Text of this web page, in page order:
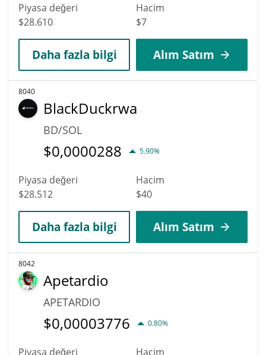
Piyasa değeri
$28.610
Hacim
$7
Daha fazla bilgi Alım Satım
8040
BlackDuckrwa
BD/SOL
$0,0000288 5.90%
Piyasa değeri
$28.512
Hacim
$40
Daha fazla bilgi Alım Satım
8042
Apetardio
APETARDIO
$0,00003776 0.80%
Piyasa değeri Hacim